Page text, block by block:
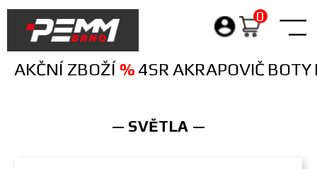
0
AKČNÍ ZBOŽÍ % 4SR AKRAPOVIČ BOTY
Products
search
— SVĚTLA —